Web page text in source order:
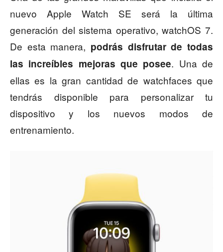
nuevo Apple Watch SE será la última
generación del sistema operativo, watchOS 7.
De esta manera, podrás disfrutar de todas
las increíbles mejoras que posee. Una de
ellas es la gran cantidad de watchfaces que
tendrás disponible para personalizar tu
dispositivo y los nuevos modos de
entrenamiento.